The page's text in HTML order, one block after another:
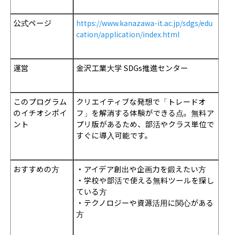
公式ページ
https://www.kanazawa-it.ac.jp/sdgs/edu
cation/application/index.html
運営 金沢工業大学 SDGs推進センター
このプログラム
のイチオシポイ
ント
クリエイティブな発想で「トレードオ
フ」を解消する体験ができる点。無料ア
プリ版があるため、部活やクラス単位で
すぐに導入可能です。
おすすめの方
・アイデア創出や企画力を鍛えたい方
・学校や部活で使える無料ツールを探し
ている方
・テクノロジーや資源活用に関心がある
方